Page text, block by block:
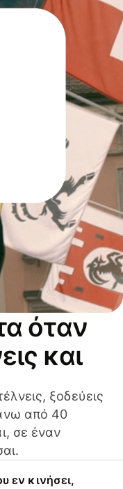
όταν
και
ξοδεύεις
από 40
σε έναν
εν κινήσει,